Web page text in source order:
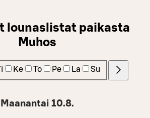
lounaslistat paikasta
Muhos
Ke To Pe La Su
Maanantai 10.8.